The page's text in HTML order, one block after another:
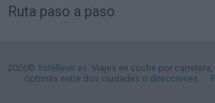
Ruta paso a paso
2026© Yotellevo.es. Viajes en coche por
óptimas entre dos ciudades o direcciones.